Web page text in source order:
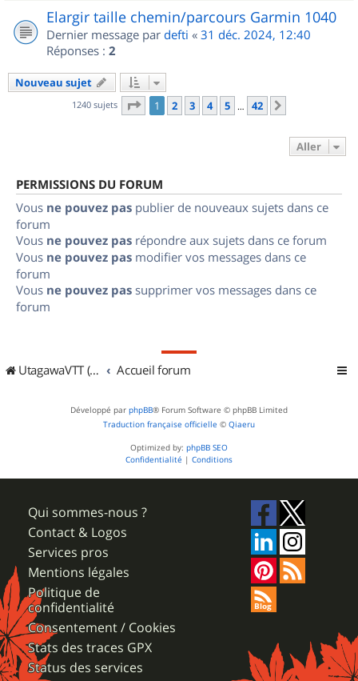
Elargir taille chemin/parcours Garmin 1040
Dernier message par defti « 31 déc. 2024, 12:40
Réponses : 2
Nouveau sujet
1240 sujets Page 1sur
1 2 3 4 5 … 42
Aller
PERMISSIONS DU FORUM
Vous ne pouvez pas publier de nouveaux sujets dans ce
forum
Vous ne pouvez pas répondre aux sujets dans ce forum
Vous ne pouvez pas modifier vos messages dans ce
forum
Vous ne pouvez pas supprimer vos messages dans ce
forum
UtagawaVTT (Randos VTT et VTTAE avec traces GPS) Accueil forum
Développé par phpBB® Forum Software © phpBB Limited
Traduction française officielle © Qiaeru
Optimized by: phpBB SEO
Confidentialité | Conditions
Qui sommes-nous ?
Contact & Logos
Services pros
Mentions légales
Politique de
confidentialité
Consentement / Cookies
Stats des traces GPX
Status des services